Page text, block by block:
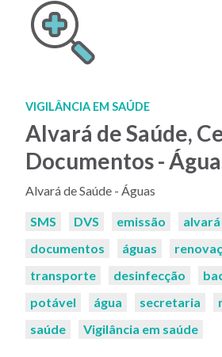
VIGILÂNCIA EM SAÚDE
Alvará de Saúde,
Documentos -
Alvará de Saúde - Águas
Palavras-
SMS DVS emissão alvará
documentos
águas
transporte
desinfecção
potável
água secretaria
saúde
Vigilância em saúde